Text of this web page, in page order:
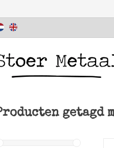
getagd